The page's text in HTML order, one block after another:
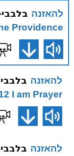
להאזנה בלבבי-ב 011
Providence
להאזנה בלבבי-ב 012
I am Prayer
להאזנה